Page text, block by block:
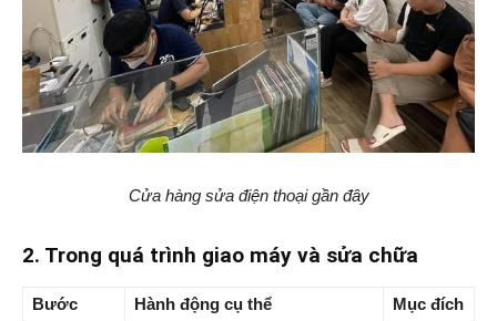
Cửa hàng sửa điện thoại gần đây
2. Trong quá trình giao máy và sửa chữa
Bước Hành động cụ thể Mục đích